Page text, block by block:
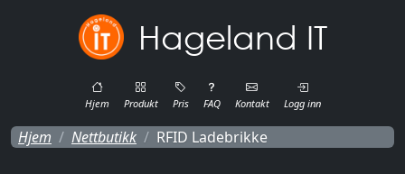
Hageland IT
Hjem Produkt Pris FAQ Kontakt Logg inn
Hjem Nettbutikk RFID Ladebrikke